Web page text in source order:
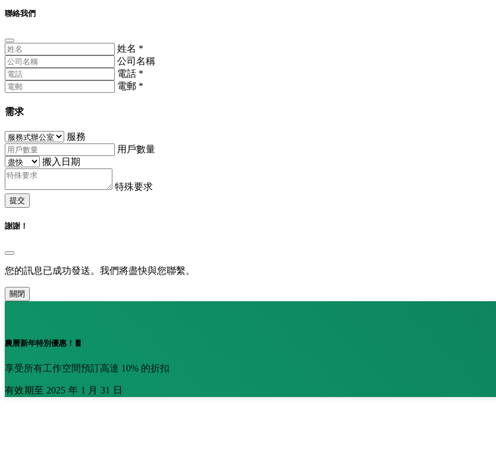
聯絡我們
姓名 *
公司名稱
電話 *
電郵 *
需求
服務
用戶數量
搬入日期
特殊要求
提交
謝謝！
您的訊息已成功發送。我們將盡快與您聯繫。
關閉
農曆新年特別優惠！🧧
享受所有工作空間預訂高達 10% 的折扣
有效期至 2025 年 1 月 31 日